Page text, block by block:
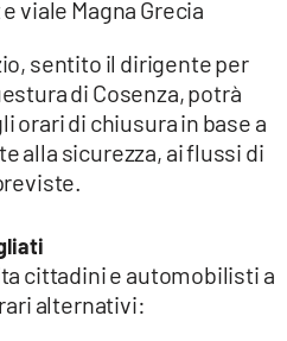
viale Magna Grecia
sentito il dirigente per
di Cosenza, potrà
orari di chiusura in base a
alla sicurezza, ai flussi di
cittadini e automobilisti a
alternativi: